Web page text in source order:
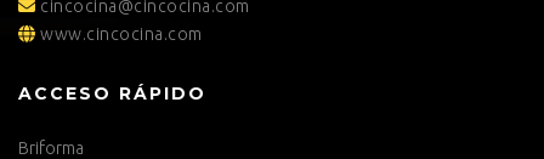
cincocina@cincocina.com
www.cincocina.com
ACCESO RÁPIDO
Briforma